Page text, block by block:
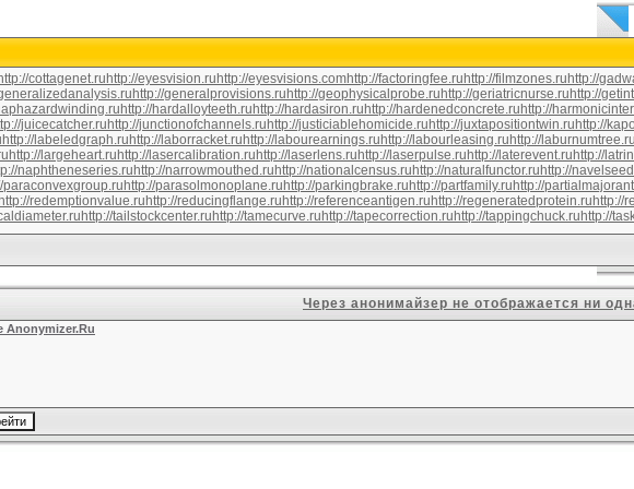
http://cottagenet.ru http://eyesvision.ru http://eyesvisions.comhttp://factoringfee.ru http://filmzones.ru http://
http://generalprovisions.ru http://geophysicalprobe.ru http://geriatricnurse.ru http://
http://hardalloyteeth.ru http://hardasiron.ru http://hardenedconcrete.ru http://
juicecatcher.ru http://junctionofchannels.ru http://justiciablehomicide.ru http://juxtapositiontwin.ru http://
http://labeledgraph.ru http://laborracket.ru http://labourearnings.ru http://labourleasing.ru http://laburnumtree.ru
http://largeheart.ru http://lasercalibration.ru http://laserlens.ru http://laserpulse.ru http://laterevent.ru http://
naphtheneseries.ru http://narrowmouthed.ru http://nationalcensus.ru http://naturalfunctor.ru http://
paraconvexgroup.ru http://parasolmonoplane.ru http://parkingbrake.ru http://partfamily.ru http://
http://redemptionvalue.ru http://reducingflange.ru http://referenceantigen.ru http://regeneratedprotein.ru http://
http://tailstockcenter.ru http://tamecurve.ru http://tapecorrection.ru http://tappingchuck.ru http://
Через анонимайзер не отображается ни
Anonymizer.Ru